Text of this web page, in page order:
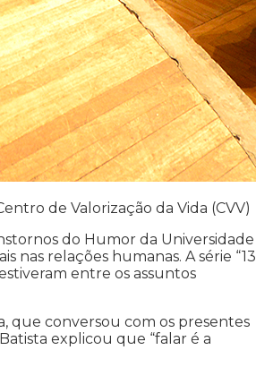
de Valorização da Vida (CVV)
do Humor da Universidade
nas relações humanas. A série “13
entre os assuntos
que conversou com os presentes
explicou que “falar é a